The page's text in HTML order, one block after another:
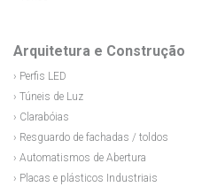
Arquitetura e Construção
› Perfis LED
› Túneis de Luz
› Clarabóias
› Resguardo de fachadas / toldos
› Automatismos de Abertura
› Placas e plásticos Industriais